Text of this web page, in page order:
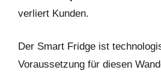
verliert Kunden.
Der Smart Fridge ist
Voraussetzung für diesen